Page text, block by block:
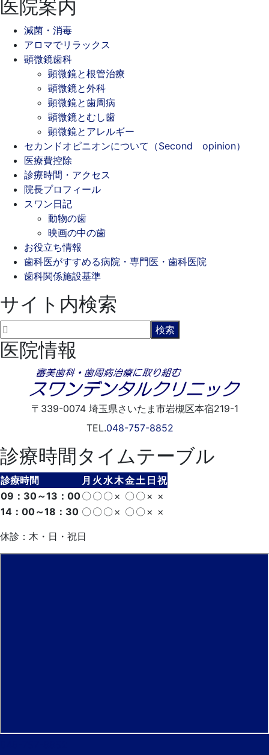
医院案内
減菌・消毒
アロマでリラックス
顕微鏡歯科
顕微鏡と根管治療
顕微鏡と外科
顕微鏡と歯周病
顕微鏡とむし歯
顕微鏡とアレルギー
セカンドオピニオンについて（Second opinion）
医療費控除
診療時間・アクセス
院長プロフィール
スワン日記
動物の歯
映画の中の歯
お役立ち情報
歯科医がすすめる病院・専門医・歯科医院
歯科関係施設基準
サイト内検索
医院情報
〒339-0074 埼玉県さいたま市岩槻区本宿219-1
TEL.048-757-8852
診療時間タイムテーブル
診療時間 月 火 水木金土 日 祝
09：30～13：00〇 〇 〇 × 〇 〇 × ×
14：00～18：30 〇 〇 〇 × 〇 〇 × ×
休診：木・日・祝日